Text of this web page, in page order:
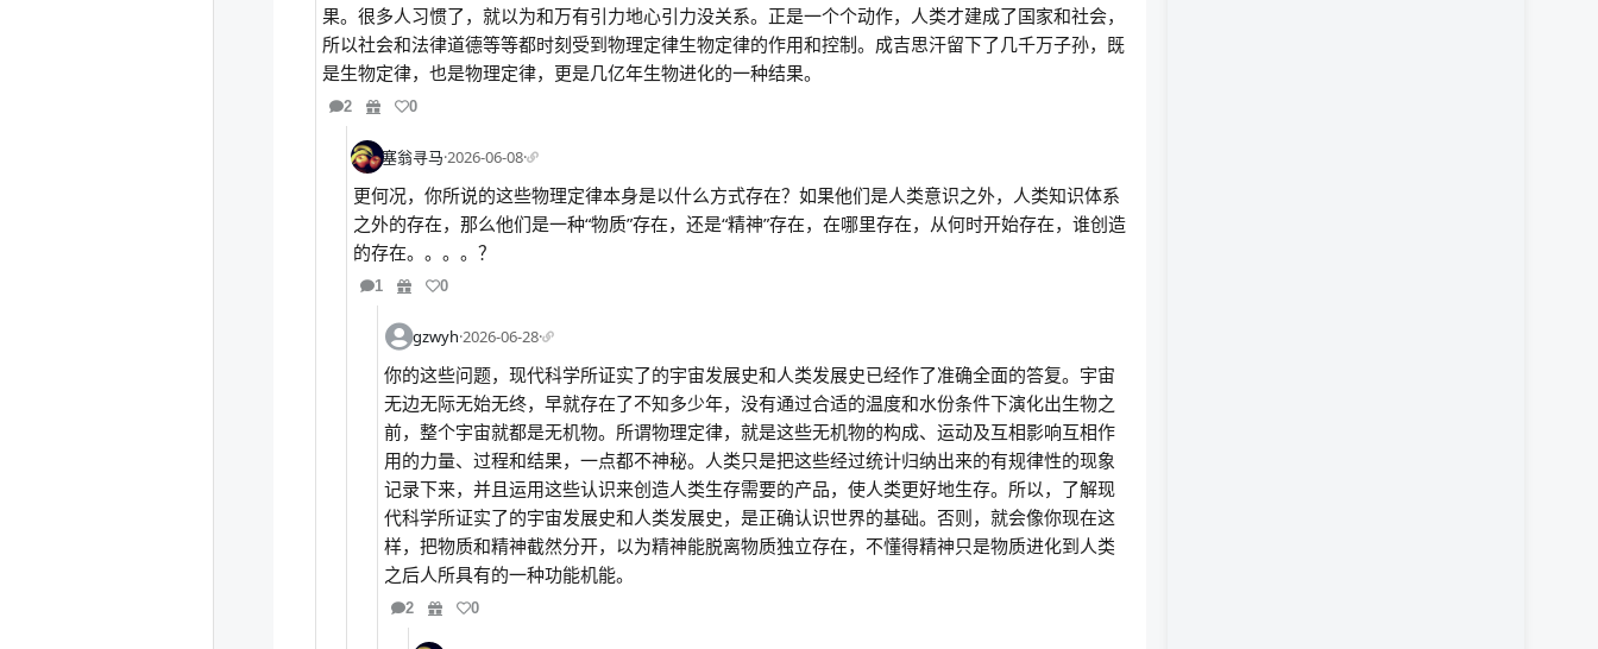
果。很多人习惯了，就以为和万有引力地心引力没关系。正是一个个动作，人类才建成了国家和社会，
所以社会和法律道德等等都时刻受到物理定律生物定律的作用和控制。成吉思汗留下了几千万子孙，既
是生物定律，也是物理定律，更是几亿年生物进化的一种结果。
2 0
塞翁寻马·2026-06-08·
更何况，你所说的这些物理定律本身是以什么方式存在？如果他们是人类意识之外，人类知识体系
之外的存在，那么他们是一种“物质”存在，还是“精神”存在，在哪里存在，从何时开始存在，谁创造
的存在。。。。？
1 0
gzwyh·2026-06-28·
你的这些问题，现代科学所证实了的宇宙发展史和人类发展史已经作了准确全面的答复。宇宙
无边无际无始无终，早就存在了不知多少年，没有通过合适的温度和水份条件下演化出生物之
前，整个宇宙就都是无机物。所谓物理定律，就是这些无机物的构成、运动及互相影响互相作
用的力量、过程和结果，一点都不神秘。人类只是把这些经过统计归纳出来的有规律性的现象
记录下来，并且运用这些认识来创造人类生存需要的产品，使人类更好地生存。所以，了解现
代科学所证实了的宇宙发展史和人类发展史，是正确认识世界的基础。否则，就会像你现在这
样，把物质和精神截然分开，以为精神能脱离物质独立存在，不懂得精神只是物质进化到人类
之后人所具有的一种功能机能。
2 0